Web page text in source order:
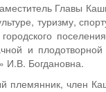
Главы
туризму,
и
И.В. Богдановна.
племянник, член